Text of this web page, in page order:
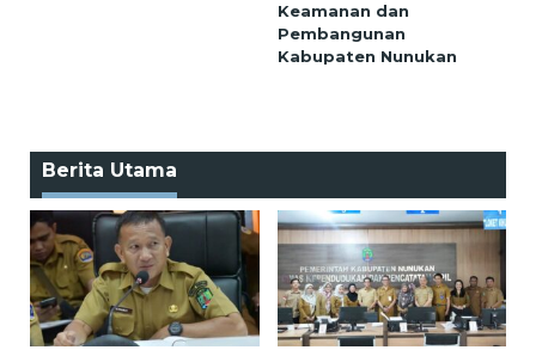
Keamanan dan
Pembangunan
Kabupaten Nunukan
Berita Utama